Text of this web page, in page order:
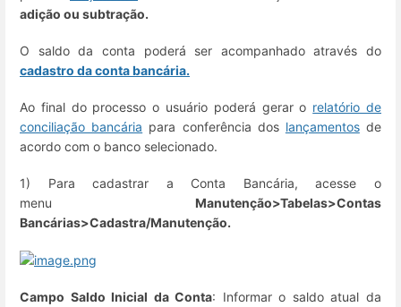
adição ou subtração.
O saldo da conta poderá ser acompanhado através do
cadastro da conta bancária.
Ao final do processo o usuário poderá gerar o relatório de
conciliação bancária para conferência dos lançamentosde
acordo com o banco selecionado.
1) Para cadastrar a Conta Bancária, acesse o
menu Manutenção>Tabelas>Contas
Bancárias>Cadastra/Manutenção.
Campo Saldo Inicial da Conta: Informar o saldo atual da